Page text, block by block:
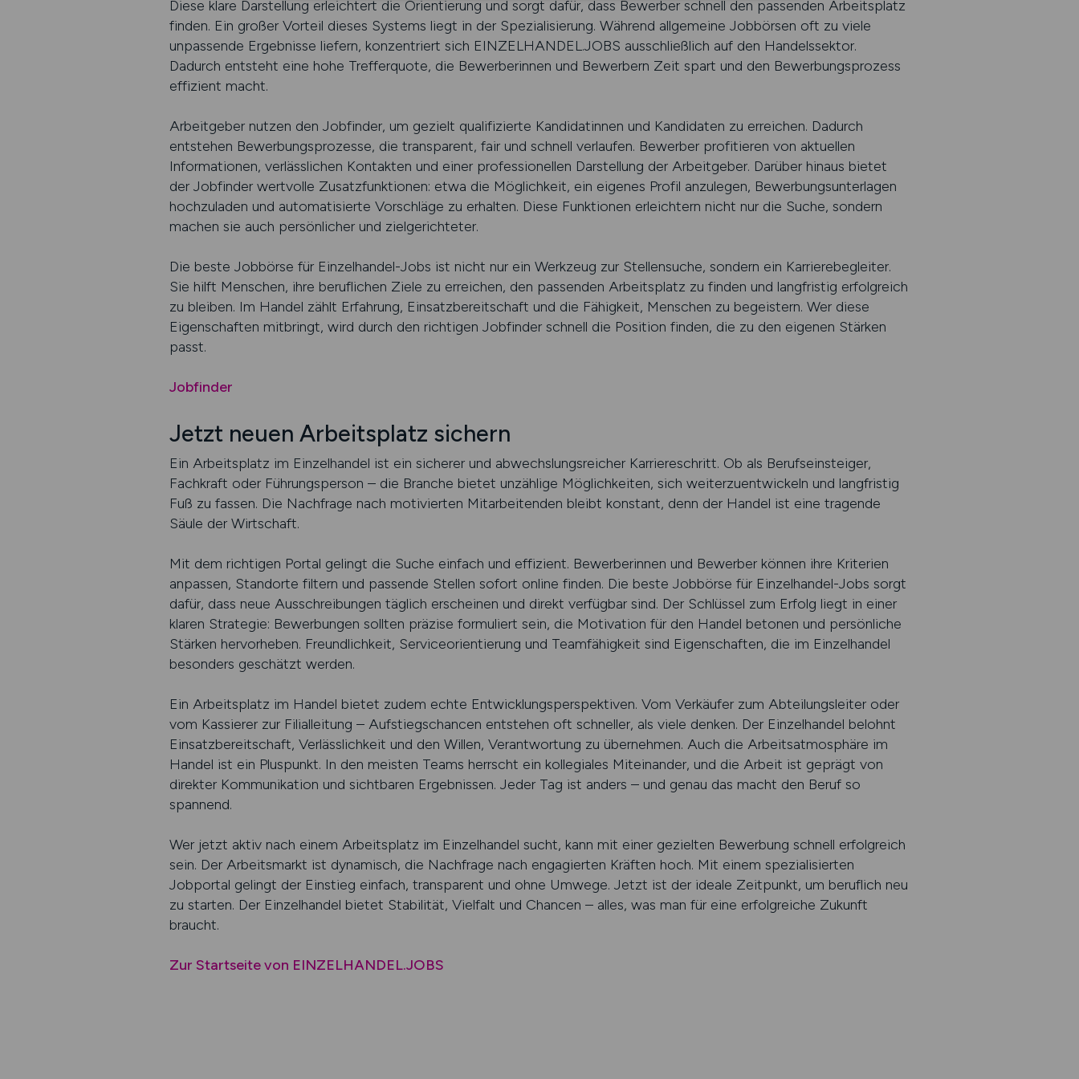
Diese klare Darstellung erleichtert die Orientierung und sorgt dafür, dass Bewerber schnell den passenden Arbeitsplatz
finden. Ein großer Vorteil dieses Systems liegt in der Spezialisierung. Während allgemeine Jobbörsen oft zu viele
unpassende Ergebnisse liefern, konzentriert sich EINZELHANDEL.JOBS ausschließlich auf den Handelssektor.
Dadurch entsteht eine hohe Trefferquote, die Bewerberinnen und Bewerbern Zeit spart und den Bewerbungsprozess
effizient macht.
Arbeitgeber nutzen den Jobfinder, um gezielt qualifizierte Kandidatinnen und Kandidaten zu erreichen. Dadurch
entstehen Bewerbungsprozesse, die transparent, fair und schnell verlaufen. Bewerber profitieren von aktuellen
Informationen, verlässlichen Kontakten und einer professionellen Darstellung der Arbeitgeber. Darüber hinaus bietet
der Jobfinder wertvolle Zusatzfunktionen: etwa die Möglichkeit, ein eigenes Profil anzulegen, Bewerbungsunterlagen
hochzuladen und automatisierte Vorschläge zu erhalten. Diese Funktionen erleichtern nicht nur die Suche, sondern
machen sie auch persönlicher und zielgerichteter.
Die beste Jobbörse für Einzelhandel-Jobs ist nicht nur ein Werkzeug zur Stellensuche, sondern ein Karrierebegleiter.
Sie hilft Menschen, ihre beruflichen Ziele zu erreichen, den passenden Arbeitsplatz zu finden und langfristig erfolgreich
zu bleiben. Im Handel zählt Erfahrung, Einsatzbereitschaft und die Fähigkeit, Menschen zu begeistern. Wer diese
Eigenschaften mitbringt, wird durch den richtigen Jobfinder schnell die Position finden, die zu den eigenen Stärken
passt.
Jobfinder
Jetzt neuen Arbeitsplatz sichern
Ein Arbeitsplatz im Einzelhandel ist ein sicherer und abwechslungsreicher Karriereschritt. Ob als Berufseinsteiger,
Fachkraft oder Führungsperson – die Branche bietet unzählige Möglichkeiten, sich weiterzuentwickeln und langfristig
Fuß zu fassen. Die Nachfrage nach motivierten Mitarbeitenden bleibt konstant, denn der Handel ist eine tragende
Säule der Wirtschaft.
Mit dem richtigen Portal gelingt die Suche einfach und effizient. Bewerberinnen und Bewerber können ihre Kriterien
anpassen, Standorte filtern und passende Stellen sofort online finden. Die beste Jobbörse für Einzelhandel-Jobs sorgt
dafür, dass neue Ausschreibungen täglich erscheinen und direkt verfügbar sind. Der Schlüssel zum Erfolg liegt in einer
klaren Strategie: Bewerbungen sollten präzise formuliert sein, die Motivation für den Handel betonen und persönliche
Stärken hervorheben. Freundlichkeit, Serviceorientierung und Teamfähigkeit sind Eigenschaften, die im Einzelhandel
besonders geschätzt werden.
Ein Arbeitsplatz im Handel bietet zudem echte Entwicklungsperspektiven. Vom Verkäufer zum Abteilungsleiter oder
vom Kassierer zur Filialleitung – Aufstiegschancen entstehen oft schneller, als viele denken. Der Einzelhandel belohnt
Einsatzbereitschaft, Verlässlichkeit und den Willen, Verantwortung zu übernehmen. Auch die Arbeitsatmosphäre im
Handel ist ein Pluspunkt. In den meisten Teams herrscht ein kollegiales Miteinander, und die Arbeit ist geprägt von
direkter Kommunikation und sichtbaren Ergebnissen. Jeder Tag ist anders – und genau das macht den Beruf so
spannend.
Wer jetzt aktiv nach einem Arbeitsplatz im Einzelhandel sucht, kann mit einer gezielten Bewerbung schnell erfolgreich
sein. Der Arbeitsmarkt ist dynamisch, die Nachfrage nach engagierten Kräften hoch. Mit einem spezialisierten
Jobportal gelingt der Einstieg einfach, transparent und ohne Umwege. Jetzt ist der ideale Zeitpunkt, um beruflich neu
zu starten. Der Einzelhandel bietet Stabilität, Vielfalt und Chancen – alles, was man für eine erfolgreiche Zukunft
braucht.
Zur Startseite von EINZELHANDEL.JOBS